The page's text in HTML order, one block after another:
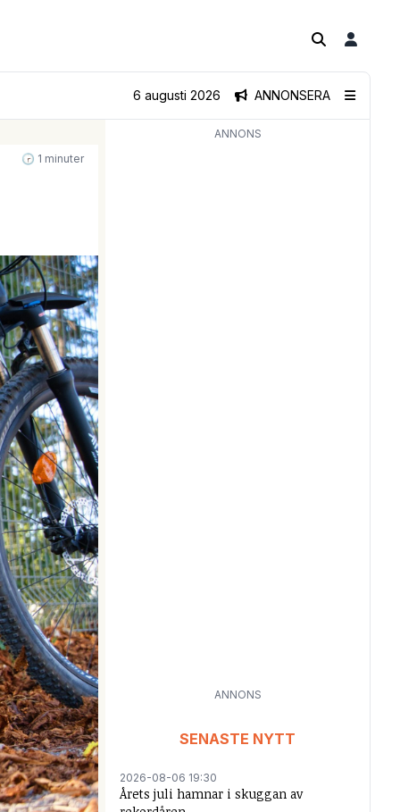
ANNONSERA
6 augusti 2026
🕝 1 minuter
ANNONS
ANNONS
SENASTE NYTT
2026-08-06 19:30
Årets juli hamnar i skuggan av